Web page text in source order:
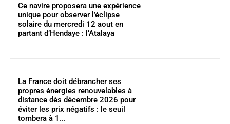
Ce navire proposera une expérience
unique pour observer l’éclipse
solaire du mercredi 12 aout en
partant d’Hendaye : l’Atalaya
La France doit débrancher ses
propres énergies renouvelables à
distance dès décembre 2026 pour
éviter les prix négatifs : le seuil
tombera à 1...